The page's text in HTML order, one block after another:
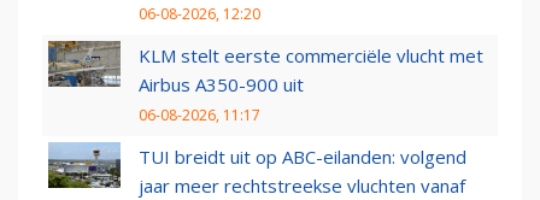
06-08-2026, 12:20
KLM stelt eerste commerciële vlucht met
Airbus A350-900 uit
06-08-2026, 11:17
TUI breidt uit op ABC-eilanden: volgend
jaar meer rechtstreekse vluchten vanaf